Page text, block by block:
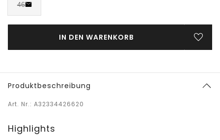
46
IN DEN WARENKORB
Produktbeschreibung
Art. Nr.: A32334426620
Highlights